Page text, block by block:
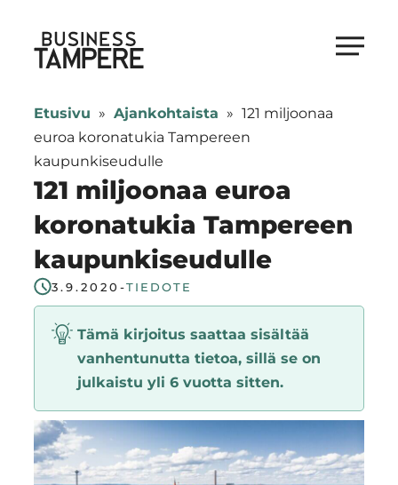
suoraan
sisältöön
Business Tampere
Tampere
supports
talents,
investors
entrepreneurs
in
making
a
smooth
start
Region
Etusivu » Ajankohtaista » 121 miljoonaa
euroa koronatukia Tampereen
kaupunkiseudulle
121 miljoonaa euroa
koronatukia Tampereen
kaupunkiseudulle
3.9.2020 -TIEDOTE
Tämä kirjoitus saattaa sisältää
vanhentunutta tietoa, sillä se on
julkaistu yli 6 vuotta sitten.